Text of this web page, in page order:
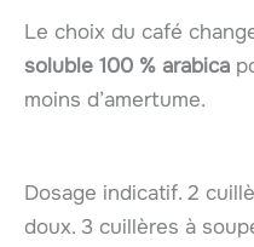
Le choix du café
soluble 100 % arabica
moins d’amertume.
Dosage indicatif. 2
doux. 3 cuillères à